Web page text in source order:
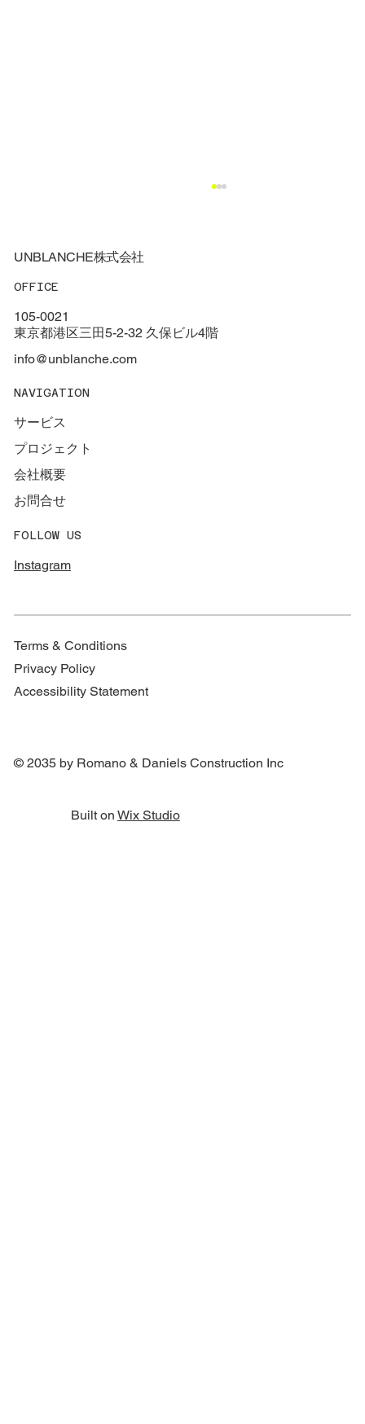
学校AD /WSレポート
UNBLANCHE株式会社
OFFICE
105-0021
東京都港区三田5-2-32 久保ビル4階
info@unblanche.com
NAVIGATION
サービス
プロジェクト
会社概要
お問合せ
FOLLOW US
Instagram
Terms & Conditions
Privacy Policy
Accessibility Statement
© 2035 by Romano & Daniels Construction Inc
Built on Wix Studio